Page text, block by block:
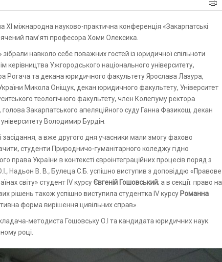
пам’яті професора Хоми Олексика.
зібрали навколо себе поважних гостей із юридичної спільноти
керівництва Ужгородського національного університету,
Рогача та декана юридичного факультету Ярослава Лазура,
Микола Оніщук, декан юридичного факультету, Університет
теологічного факультету, член Колегіуму ректора
Закарпатського апеляційного суду Ганна Фазикош, декан
Володимир Бурдін.
а вже другого дня учасники мали змогу фахово
студенти Природничо-гуманітарного коледжу гідно
права України в контексті євроінтеграційних процесів поряд з
Надьон В. В., Булеца С.Б. успішно виступив з доповіддю «Правове
світу» студент ІV курсуЄвгеній Гошовський; а в секції: право на
рішень також успішно виступила студентка ІV курсу Романна
форма вирішення цивільних справ».
методиста Гошовську О.І та кандидата юридичних наук
році.